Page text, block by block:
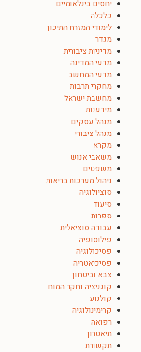
יחסים בינלאומיים
כלכלה
לימודי המזרח התיכון
מגדר
מדיניות ציבורית
מדעי המדינה
מדעי המחשב
מחקרי תרבות
מחשבת ישראל
מידענות
מנהל עסקים
מנהל ציבורי
מקרא
משאבי אנוש
משפטים
ניהול מערכות בריאות
סוציולוגיה
סיעוד
ספרות
עבודה סוציאלית
פילוסופיה
פסיכולוגיה
פסיכיאטריה
צבא וביטחון
קוגניציה וחקר המוח
קולנוע
קרימינולוגיה
רפואה
תיאטרון
תקשורת